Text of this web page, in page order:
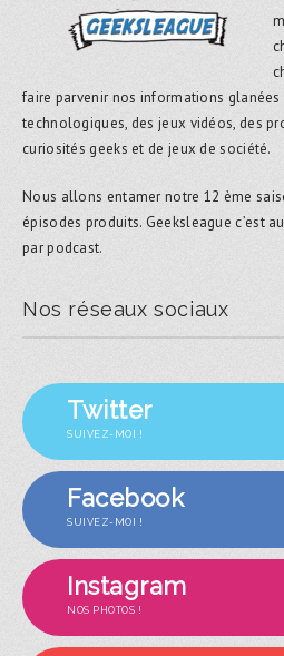
faire parvenir nos informations glanées
technologiques, des jeux vidéos, des
curiosités geeks et de jeux de société.
Nous allons entamer notre 12 ème
épisodes produits. Geeksleague c’est
par podcast.
Nos réseaux sociaux
Twitter
SUIVEZ-MOI !
Facebook
SUIVEZ-MOI !
Instagram
NOS PHOTOS !